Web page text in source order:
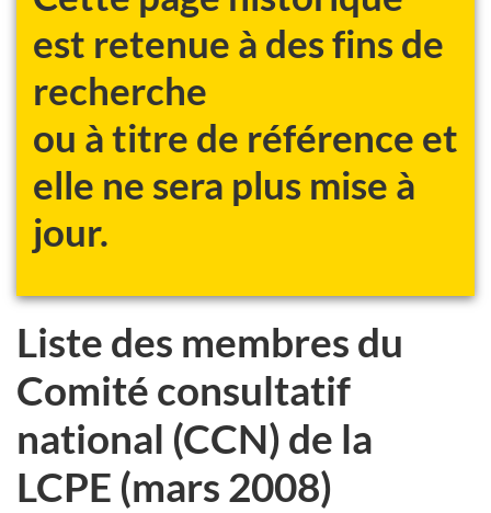
est retenue à des fins de
recherche
ou à titre de référence et
elle ne sera plus mise à
jour.
Liste des membres du
Comité consultatif
national (CCN) de la
LCPE (mars 2008)